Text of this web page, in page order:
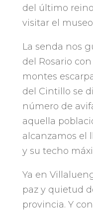
del último
visitar el
La senda nos
del Rosario
montes
del Cintillo se
número de
aquella
alcanzamos el
y su techo
Ya en
paz y quietud
provincia. Y